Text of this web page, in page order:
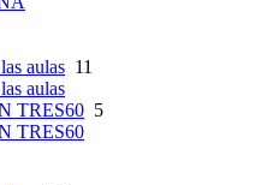
aulas 11
aulas
TRES60 5
TRES60